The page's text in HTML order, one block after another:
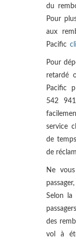
du
Pour
aux
Pacific
Pour
retardé
Pacific
542
service
de
de
Ne
Selon la
des
vol à